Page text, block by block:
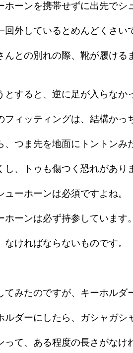
ホーンを携帯せずに出先でシ
回外しているとめんどくさい
んとの別れの際、靴が履け
とすると、逆に足が入らなか
フィッティングは、結構かっ
、つま先を地面にトントンみ
し、トゥも傷つく恐れがあり
ューホーンは必須ですよね。
ホーンは必ず持参しています。
なければならないものです。
てみたのですが、キーホルダ
ルダーにしたら、ガシャガシ
って、ある程度の長さがなけ